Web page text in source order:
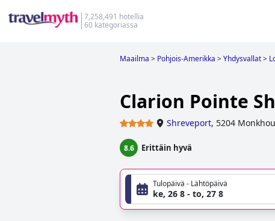
7,258,491 hotellia
60 kategoriassa
Maailma > Pohjois-Amerikka >Yhdysvallat>
Clarion Pointe
Shreveport, 5204
8.6 Erittäin hyvä
Tulopäivä - Lähtöpäivä
ke, 26 8 - to, 27 8